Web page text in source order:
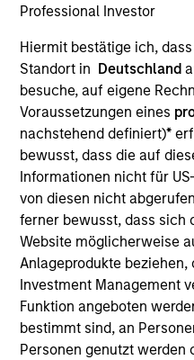
Professional Investor
Hiermit bestätige ich,
Standort in Deutschland
besuche, auf eigene
Voraussetzungen eines
nachstehend definiert)*
bewusst, dass die auf
Informationen nicht für
von diesen nicht
ferner bewusst, dass sich
Website möglicherweise
Anlageprodukte
Investment Management
Funktion angeboten
bestimmt sind, an
Personen genutzt werden
Invested on
Apr 2021
Transaction Type
Minority
China is one of a top
China by GMV and
on the non-hospital
distribution, and
medicine sales from